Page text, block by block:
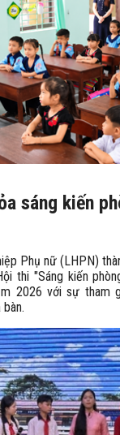
sáng kiến
Phụ nữ (LHPN)
thi "Sáng kiến
2026 với sự